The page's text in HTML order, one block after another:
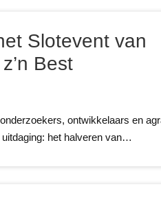
Slotevent van
Best
ontwikkelaars en
het halveren van…